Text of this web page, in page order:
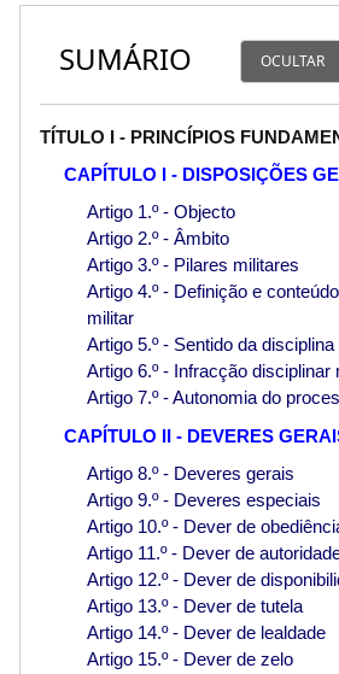
SUMÁRIO OCULTAR
TÍTULO I - PRINCÍPIOS
CAPÍTULO I - DISPOSIÇÕES
Artigo 1.º - Objecto
Artigo 2.º - Âmbito
Artigo 3.º - Pilares militares
Artigo 4.º - Definição e
militar
Artigo 5.º - Sentido da
Artigo 6.º - Infracção disciplinar
Artigo 7.º - Autonomia do
CAPÍTULO II - DEVERES
Artigo 8.º - Deveres gerais
Artigo 9.º - Deveres especiais
Artigo 10.º - Dever de
Artigo 11.º - Dever de
Artigo 12.º - Dever de
Artigo 13.º - Dever de tutela
Artigo 14.º - Dever de lealdade
Artigo 15.º - Dever de zelo